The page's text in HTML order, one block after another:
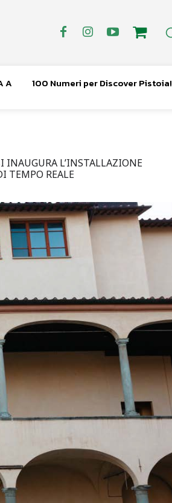
A 100 Numeri per Discover Pistoia!
INAUGURA L’INSTALLAZIONE
TEMPO REALE